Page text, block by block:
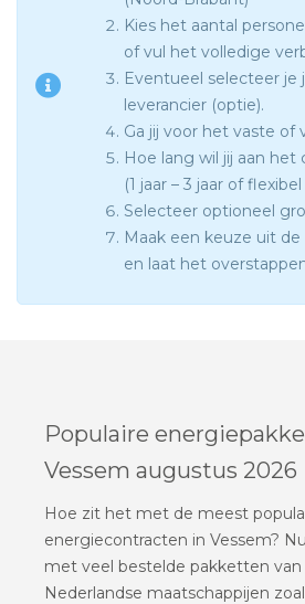
Kies het aantal
of vul het volledige
Eventueel selecteer je
leverancier (optie).
Ga jij voor het vaste of
Hoe lang wil jij aan
(1 jaar – 3 jaar of
Selecteer optioneel
Maak een keuze uit
en laat het
Populaire
Vessem augustus 2026
Hoe zit het met de meest
energiecontracten in Vessem?
met veel bestelde pakketten
Nederlandse maatschappijen